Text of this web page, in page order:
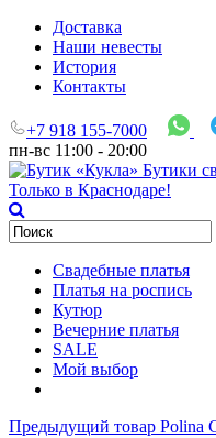
Доставка
Наши невесты
История
Контакты
+7 918 155-7000
пн-вс 11:00 - 20:00
Бутики
Только в Краснодаре!
Свадебные платья
Платья на роспись
Кутюр
Вечерние платья
SALE
Мой выбор
Предыдущий товар Polina